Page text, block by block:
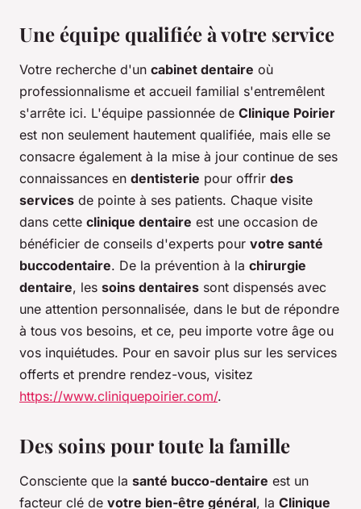
Une équipe qualifiée à votre service
Votre recherche d'un cabinet dentaire où
professionnalisme et accueil familial s'entremêlent
s'arrête ici. L'équipe passionnée de Clinique Poirier
est non seulement hautement qualifiée, mais elle se
consacre également à la mise à jour continue de ses
connaissances en dentisterie pour offrir des
services de pointe à ses patients. Chaque visite
dans cette clinique dentaire est une occasion de
bénéficier de conseils d'experts pour votre santé
buccodentaire. De la prévention à la chirurgie
dentaire, les soins dentaires sont dispensés avec
une attention personnalisée, dans le but de répondre
à tous vos besoins, et ce, peu importe votre âge ou
vos inquiétudes. Pour en savoir plus sur les services
offerts et prendre rendez-vous, visitez
https://www.cliniquepoirier.com/.
Des soins pour toute la famille
Consciente que la santé bucco-dentaire est un
facteur clé de votre bien-être général, la Clinique